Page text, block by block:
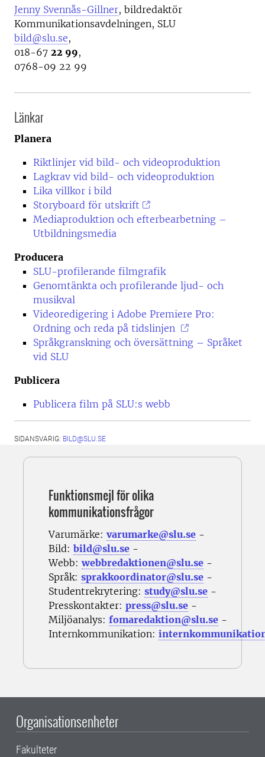
Jenny Svennås-Gillner, bildredaktör
Kommunikationsavdelningen, SLU
bild@slu.se,
018-67 22 99,
0768-09 22 99
Länkar
Planera
Riktlinjer vid bild- och videoproduktion
Lagkrav vid bild- och videoproduktion
Lika villkor i bild
Storyboard för utskrift
Mediaproduktion och efterbearbetning –
Utbildningsmedia
Producera
SLU-profilerande filmgrafik
Genomtänkta och profilerande ljud- och
musikval
Videoredigering i Adobe Premiere Pro:
Ordning och reda på tidslinjen
Språkgranskning och översättning – Språket
vid SLU
Publicera
Publicera film på SLU:s webb
SIDANSVARIG: BILD@SLU.SE
Funktionsmejl för olika
kommunikationsfrågor
Varumärke: varumarke@slu.se -
Bild: bild@slu.se -
Webb:webbredaktionen@slu.se -
Språk: sprakkoordinator@slu.se -
Studentrekrytering: study@slu.se -
Presskontakter: press@slu.se -
Miljöanalys: fomaredaktion@slu.se -
Internkommunikation:
Organisationsenheter
Fakulteter